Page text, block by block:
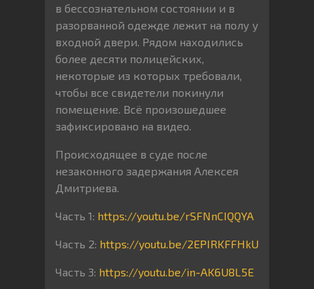
в бессознательном состоянии и в
разорванной одежде лежит на полу у
входной двери. Рядом находились
более десяти полицейских,
некоторые из которых требовали,
чтобы все свидетели покинули
помещение. Всё произошедшее
зафиксировано на видео.
Происходящее в суде после
незаконного задержания Алексея
Дмитриева.
Часть 1: https://youtu.be/rSFNnCIQQYA
Часть 2: https://youtu.be/2EPIRKFFHkU
Часть 3: https://youtu.be/in-AK6U8L5E